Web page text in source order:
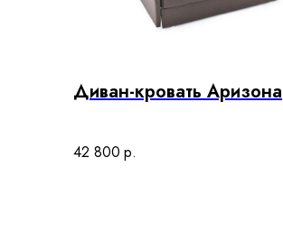
Диван-кровать Аризона
42 800 р.